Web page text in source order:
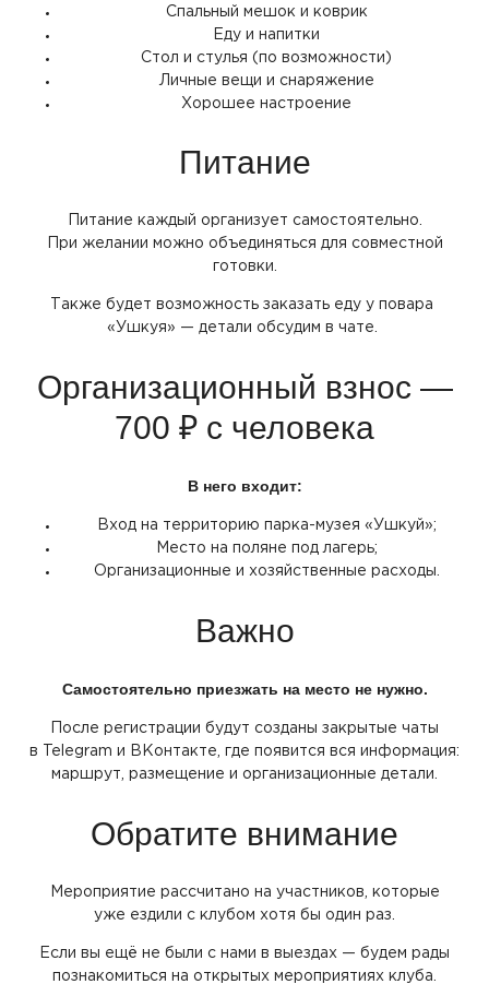
Спальный мешок и коврик
Еду и напитки
Стол и стулья (по возможности)
Личные вещи и снаряжение
Хорошее настроение
Питание
Питание каждый организует самостоятельно.
При желании можно объединяться для совместной
готовки.
Также будет возможность заказать еду у повара
«Ушкуя » — детали обсудим в чате.
Организационный взнос —
700 ₽ с человека
В него входит:
Вход на территорию парка-музея «Ушкуй»;
Место на поляне под лагерь;
Организационные и хозяйственные расходы.
Важно
Самостоятельно приезжать на место не нужно.
После регистрации будут созданы закрытые чаты
в Telegram и ВКонтакте, где появится вся информация:
маршрут, размещение и организационные детали.
Обратите внимание
Мероприятие рассчитано на участников, которые
уже ездили с клубом хотя бы один раз.
Если вы ещё не были с нами в выездах — будем рады
познакомиться на открытых мероприятиях клуба.